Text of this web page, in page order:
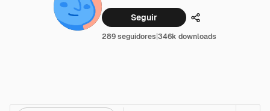
Seguir Compartilhar
289 seguidores|346k downloads